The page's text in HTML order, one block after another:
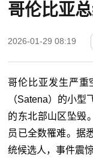
哥伦比亚
2026-01-29 08:19
哥伦比亚发生严重
（Satena）的小
的东北部山区坠毁
员已全数罹难。据
统候选人，事件震